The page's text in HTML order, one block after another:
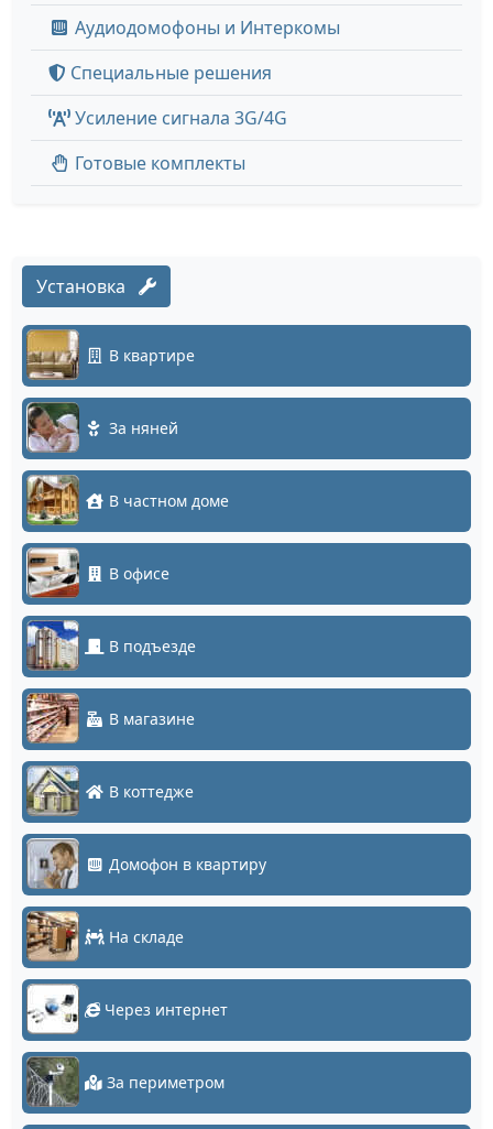
Аудиодомофоны и Интеркомы
Специальные решения
Усиление сигнала 3G/4G
Готовые комплекты
Установка
В квартире
За няней
В частном доме
В офисе
В подъезде
В магазине
В коттедже
Домофон в квартиру
На складе
Через интернет
За периметром